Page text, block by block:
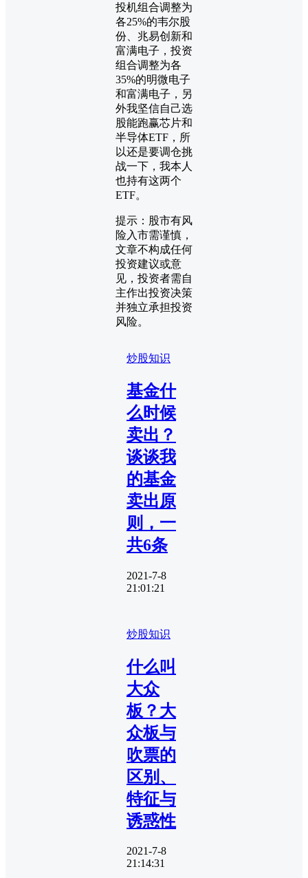
投机组合调整为
各25%的韦尔股
份、兆易创新和
富满电子，投资
组合调整为各
35%的明微电子
和富满电子，另
外我坚信自己选
股能跑赢芯片和
半导体ETF，所
以还是要调仓挑
战一下，我本人
也持有这两个
ETF。
提示：股市有风
险入市需谨慎，
文章不构成任何
投资建议或意
见，投资者需自
主作出投资决策
并独立承担投资
风险。
炒股知识
基金什
么时候
卖出？
谈谈我
的基金
卖出原
则，一
共6条
2021-7-8
21:01:21
炒股知识
什么叫
大众
板？大
众板与
吹票的
区别、
特征与
诱惑性
2021-7-8
21:14:31